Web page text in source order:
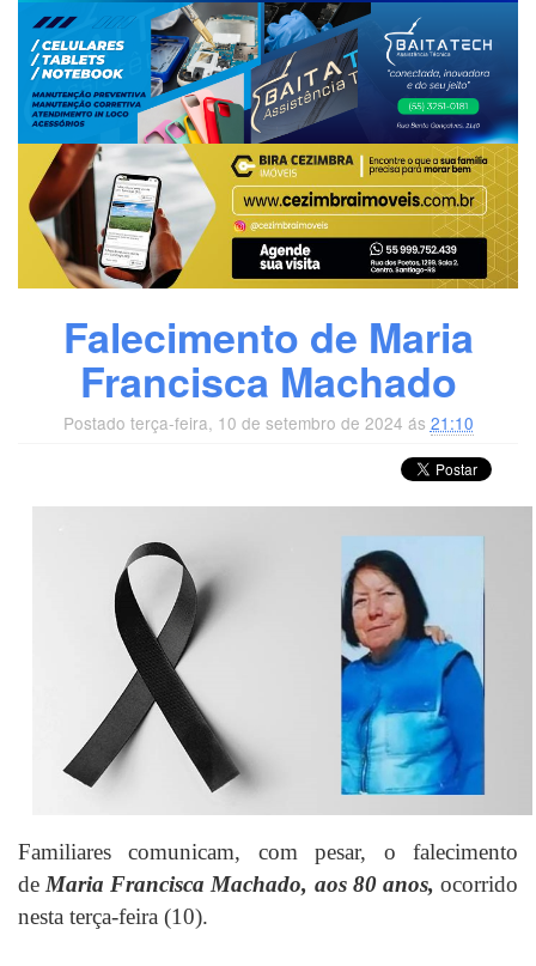
Falecimento de Maria
Francisca Machado
Postado terça-feira, 10 de setembro de 2024 ás 21:10
Familiares comunicam, com pesar, o falecimento
de Maria Francisca Machado, aos 80 anos,ocorrido
nesta terça-feira (10).